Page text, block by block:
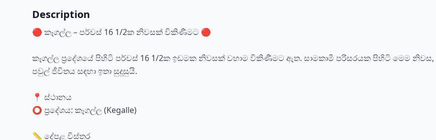
Description
🔴 කෑගල්ල – පර්චස් 16 1/2ක නිවසක් විකිණීමට 🔴
කෑගල්ල ප්‍රදේශයේ පිහිටි පර්චස් 16 1/2ක ඉඩමක නිවසක් වහාම විකිණීමට ඇත. සාමකාමී පරිසරයක පිහිටි මෙම නිවස,
පවුල් ජීවිතය සඳහා ඉතා සුදුසුයි.
📍 ස්ථානය
⭕ ප්‍රදේශය: කෑගල්ල (Kegalle)
📏 දේපළ විස්තර